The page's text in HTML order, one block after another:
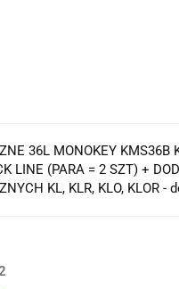
36L MONOKEY KMS36B
LINE (PARA = 2 SZT) +
KL, KLR, KLO, KLOR -